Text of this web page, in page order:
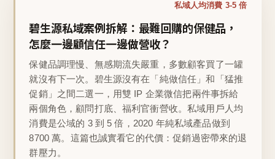
私域人均消費 3-5 倍
碧生源私域案例拆解：最難回購的保健品，
怎麼一邊顧信任一邊做營收？
保健品調理慢、無感期流失嚴重，多數顧客買了一罐
就沒有下一次。碧生源沒有在「純做信任」和「猛推
促銷」之間二選一，用雙 IP 企業微信把兩件事拆給
兩個角色，顧問打底、福利官衝營收。私域用戶人均
消費是公域的 3 到 5 倍，2020 年純私域產品做到
8700 萬。這篇也誠實看它的代價：促銷過密帶來的退
群壓力。